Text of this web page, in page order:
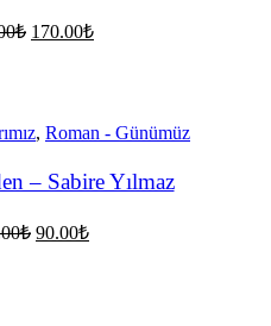
₺ Orijinal
170.00₺Şu
, Roman - Günümüz
– Sabire Yılmaz
₺ Orijinal
90.00₺Şu